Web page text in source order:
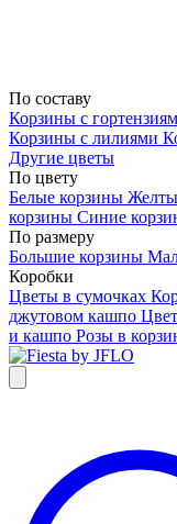
По составу
Корзины с
Корзины с лилиями
Другие цветы
По цвету
Белые корзины
корзины Синие
По размеру
Большие корзины
Коробки
Цветы в сумочках
джутовом кашпо
и кашпо Розы в